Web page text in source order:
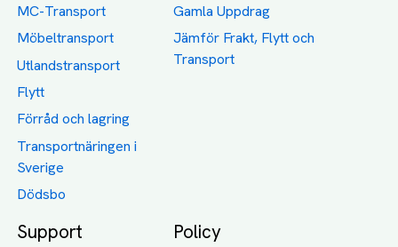
MC-Transport
Möbeltransport
Utlandstransport
Flytt
Förråd och lagring
Transportnäringen i
Sverige
Dödsbo
Gamla Uppdrag
Jämför Frakt, Flytt och
Transport
Support Policy